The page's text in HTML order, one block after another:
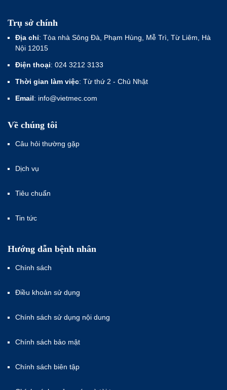
Trụ sở chính
Địa chỉ: Tòa nhà Sông Đà, Phạm Hùng, Mễ Trì, Từ Liêm, Hà
Nội 12015
Điện thoại: 024 3212 3133
Thời gian làm việc: Từ thứ 2 - Chủ Nhật
Email: info@vietmec.com
Về chúng tôi
Câu hỏi thường gặp
Dịch vụ
Tiêu chuẩn
Tin tức
Hướng dẫn bệnh nhân
Chính sách
Điều khoản sử dụng
Chính sách sử dụng nội dung
Chính sách bảo mật
Chính sách biên tập